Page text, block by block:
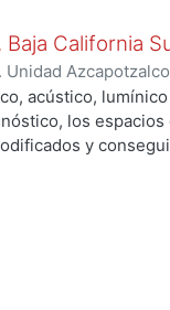
California
Dimpna
acústico,
los espacios
y